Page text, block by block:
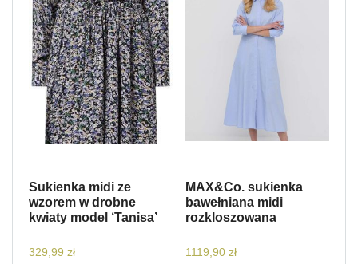
Sukienka midi ze
wzorem w drobne
kwiaty model ‘Tanisa’
329,99 zł
MAX&Co. sukienka
bawełniana midi
rozkloszowana
1119,90 zł